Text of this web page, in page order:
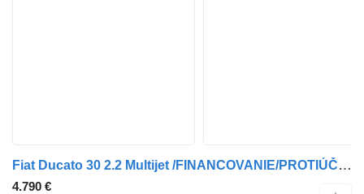
Fiat Ducato 30 2.2 Multijet /FINANCOVANIE/PROTIÚČET/ L1H1
4.790 €